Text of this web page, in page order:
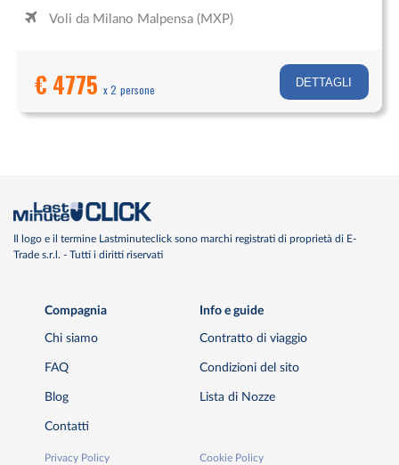
Voli da Milano Malpensa (MXP)
€ 4775x 2 persone DETTAGLI
Il logo e il termine Lastminuteclick sono marchi registrati di proprietà di E-
Trade s.r.l. - Tutti i diritti riservati
Compagnia
Chi siamo
FAQ
Blog
Contatti
Privacy Policy
Info e guide
Contratto di viaggio
Condizioni del sito
Lista di Nozze
Cookie Policy